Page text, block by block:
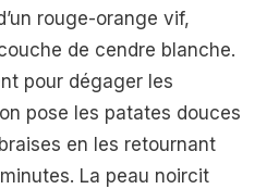
rouge-orange vif,
de cendre blanche.
pour dégager les
pose les patates douces
en les retournant
La peau noircit